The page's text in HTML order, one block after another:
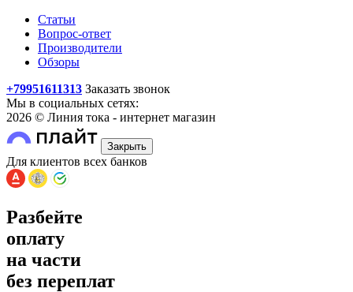
Статьи
Вопрос-ответ
Производители
Обзоры
+79951611313 Заказать звонок
Мы в социальных сетях:
2026 © Линия тока - интернет магазин
Закрыть
Для клиентов всех банков
Разбейте
оплату
на части
без переплат